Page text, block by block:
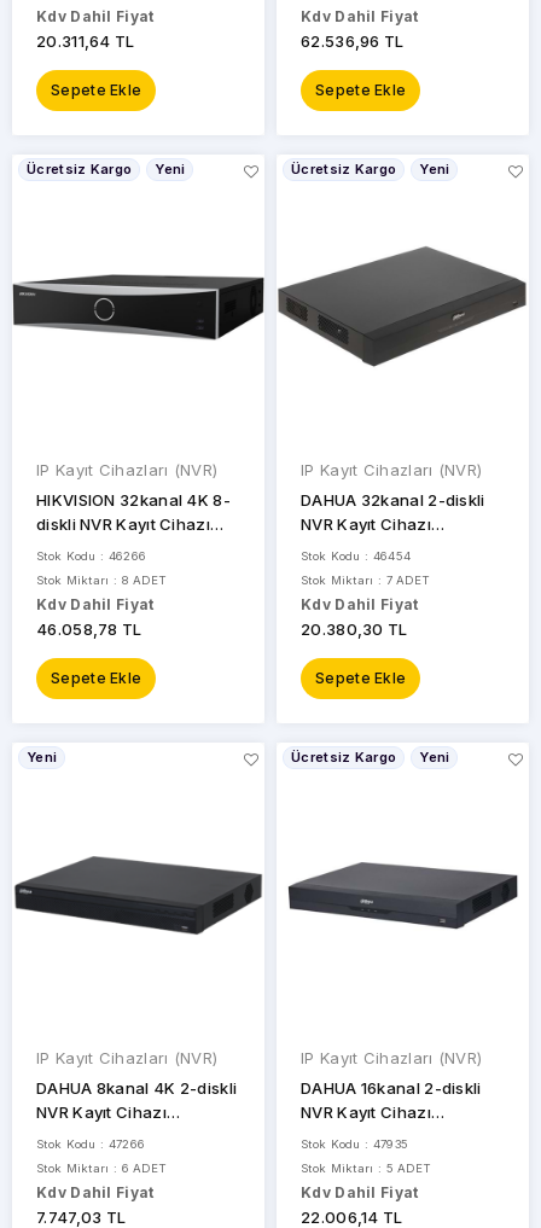
Kdv Dahil Fiyat
20.311,64 TL
Sepete Ekle
Kdv Dahil Fiyat
62.536,96 TL
Sepete Ekle
Ücretsiz Kargo Yeni
IP Kayıt Cihazları (NVR)
HIKVISION 32kanal 4K 8-
diskli NVR Kayıt Cihazı
DS-8632NXI-I8/S
Stok Kodu : 46266
Stok Miktarı : 8 ADET
Kdv Dahil Fiyat
46.058,78 TL
Sepete Ekle
Ücretsiz Kargo Yeni
IP Kayıt Cihazları (NVR)
DAHUA 32kanal 2-diskli
NVR Kayıt Cihazı
NVR5232-EI
Stok Kodu : 46454
Stok Miktarı : 7 ADET
Kdv Dahil Fiyat
20.380,30 TL
Sepete Ekle
Yeni
IP Kayıt Cihazları (NVR)
DAHUA 8kanal 4K 2-diskli
NVR Kayıt Cihazı
NVR4208-4KS3
Stok Kodu : 47266
Stok Miktarı : 6 ADET
Kdv Dahil Fiyat
7.747,03 TL
Ücretsiz Kargo Yeni
IP Kayıt Cihazları (NVR)
DAHUA 16kanal 2-diskli
NVR Kayıt Cihazı
NVR5216-EI
Stok Kodu : 47935
Stok Miktarı : 5 ADET
Kdv Dahil Fiyat
22.006,14 TL